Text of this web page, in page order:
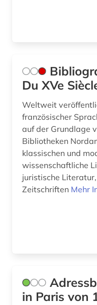
französisch (32)
françois (1)
Du XVe
Weltweit
französischer
auf der Grundlage
Bibliotheken
klassischen und
wissenschaftliche
juristische
Zeitschriften Mehr
in Paris von